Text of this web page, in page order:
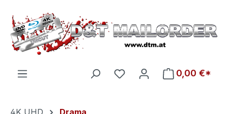
Zum Hauptinhalt springen
Du hast 0 Produkte auf
0,00 €*